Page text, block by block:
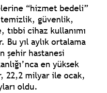
“hizmet bedeli”
temizlik, güvenlik,
cihaz kullanımı
Bu yıl aylık ortalama
şehir hastanesi
en yüksek
22,2 milyar ile ocak,
oldu.